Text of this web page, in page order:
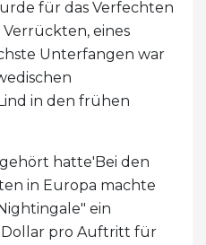
für das Verfechten
eines
Unterfangen war
in den frühen
hatte'Bei den
in Europa machte
ein
Dollar pro Auftritt für